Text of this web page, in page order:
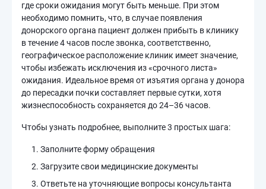
где сроки ожидания могут быть меньше. При этом
необходимо помнить, что, в случае появления
донорского органа пациент должен прибыть в клинику
в течение 4 часов после звонка, соответственно,
географическое расположение клиник имеет значение,
чтобы избежать исключения из «срочного листа»
ожидания. Идеальное время от изъятия органа у донора
до пересадки почки составляет первые сутки, хотя
жизнеспособность сохраняется до 24–36 часов.
Чтобы узнать подробнее, выполните 3 простых шага:
Заполните форму обращения
Загрузите свои медицинские документы
Ответьте на уточняющие вопросы консультанта